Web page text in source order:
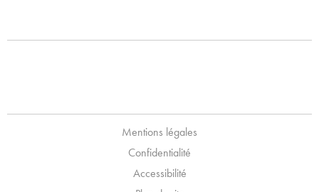
Mentions légales
Confidentialité
Accessibilité